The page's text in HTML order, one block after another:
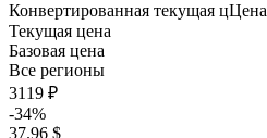
Конвертированная текущая цЦ
Текущая цена
Базовая цена
Все регионы
3119 ₽
-34%
37.96 $